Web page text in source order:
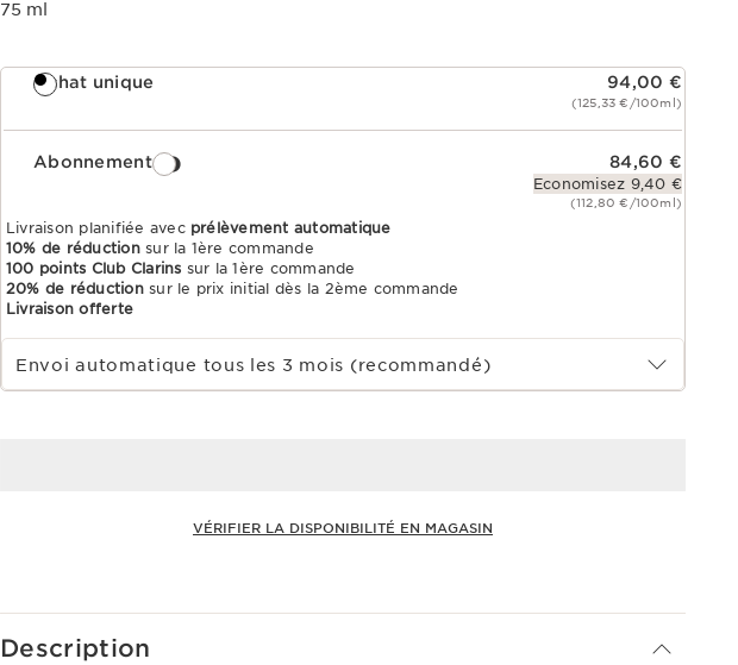
75 ml
Achat unique 94,00 €
(125,33 €/100ml)
Abonnement 84,60 €
Economisez 9,40 €
(112,80 €/100ml)
Livraison planifiée avec prélèvement automatique
10% de réductionsur la 1ère commande
100 points Club Clarins sur la 1ère commande
20% de réductionsur le prix initial dès la 2ème commande
Livraison offerte
Choisir la période d''abonnement
Envoi automatique tous les 3 mois (recommandé)
VÉRIFIER LA DISPONIBILITÉ EN MAGASIN
Description